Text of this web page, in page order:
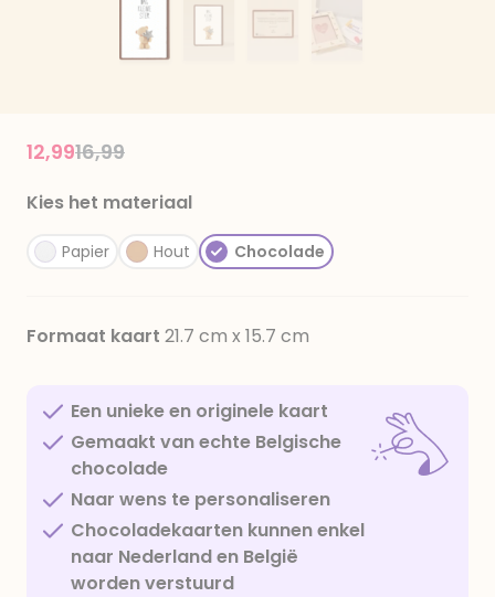
Price reduced from
16,99to
12,99
Kies het materiaal
Papier Hout Chocolade
Formaat kaart 21.7 cm x 15.7 cm
Een unieke en originele kaart
Gemaakt van echte Belgische
chocolade
Naar wens te personaliseren
Chocoladekaarten kunnen enkel
naar Nederland en België
worden verstuurd